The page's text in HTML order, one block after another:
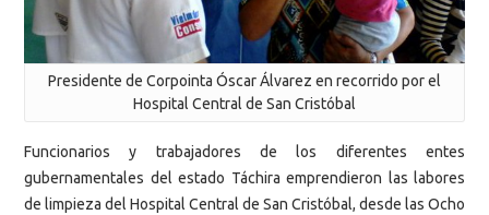
Presidente de Corpointa Óscar Álvarez en recorrido por el
Hospital Central de San Cristóbal
Funcionarios y trabajadores de los diferentes entes
gubernamentales del estado Táchira emprendieron las labores
de limpieza del Hospital Central de San Cristóbal, desde las Ocho